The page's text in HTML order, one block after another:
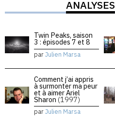
ANALYSES
Twin Peaks, saison
3 : épisodes 7 et 8
parJulien Marsa
Comment j’ai appris
à surmonter ma peur
et à aimer Ariel
Sharon (1997)
parJulien Marsa